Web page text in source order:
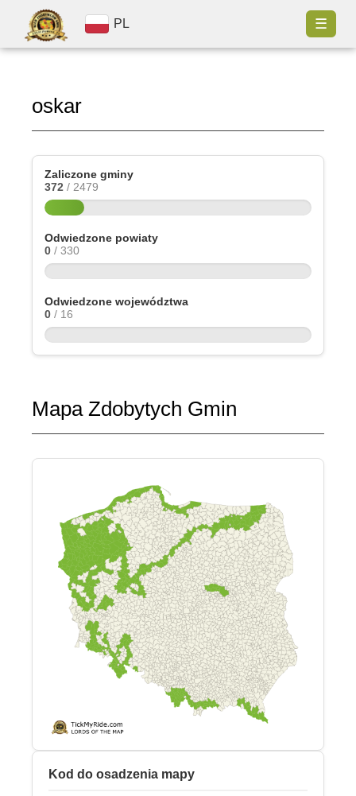
PL ☰
oskar
Zaliczone gminy
372 / 2479
Odwiedzone powiaty
0 / 330
Odwiedzone województwa
0 / 16
Mapa Zdobytych Gmin
Kod do osadzenia mapy